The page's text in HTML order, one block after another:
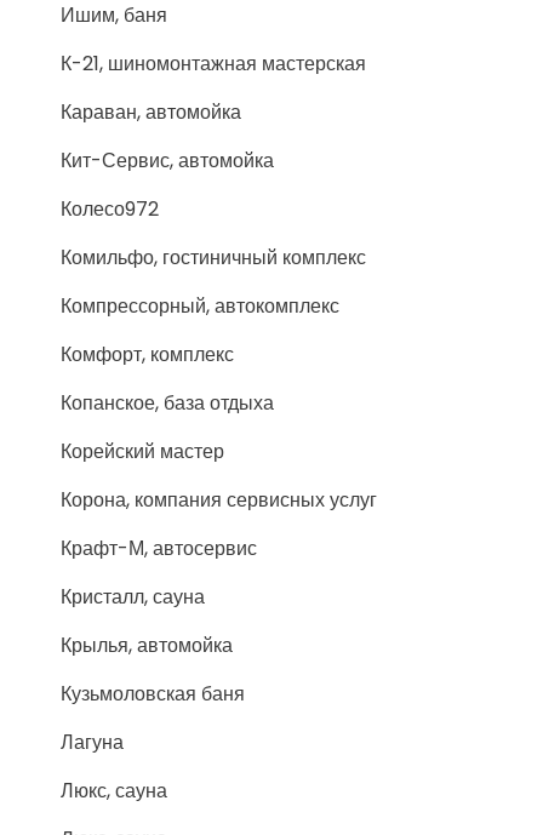
Ишим, баня
К-21, шиномонтажная мастерская
Караван, автомойка
Кит-Сервис, автомойка
Колесо972
Комильфо, гостиничный комплекс
Компрессорный, автокомплекс
Комфорт, комплекс
Копанское, база отдыха
Корейский мастер
Корона, компания сервисных услуг
Крафт-М, автосервис
Кристалл, сауна
Крылья, автомойка
Кузьмоловская баня
Лагуна
Люкс, сауна